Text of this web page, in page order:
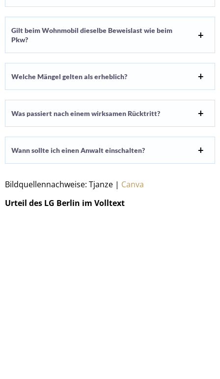
Gilt beim Wohnmobil dieselbe Beweislast wie beim
Pkw?
Welche Mängel gelten als erheblich?
Was passiert nach einem wirksamen Rücktritt?
Wann sollte ich einen Anwalt einschalten?
Bildquellennachweise: Tjanze | Canva
Urteil des LG Berlin im Volltext